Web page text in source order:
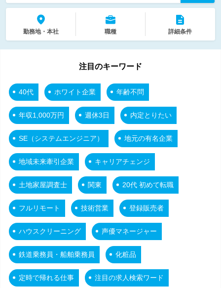
勤務地・本社 職種 詳細条件
注目のキーワード
40代 ホワイト企業 年齢不問
年収1,000万円 週休3日 内定とりたい
SE（システムエンジニア） 地元の有名企業
地域未来牽引企業 キャリアチェンジ
土地家屋調査士 関東 20代 初めて転職
フルリモート 技術営業 登録販売者
ハウスクリーニング 声優マネージャー
鉄道乗務員・船舶乗務員 化粧品
定時で帰れる仕事 注目の求人検索ワード